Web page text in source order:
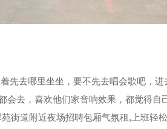
先去哪里坐坐，要不先去唱会歌吧，
会去，喜欢他们家音响效果，都觉得自
街道附近夜场招聘包厢气氛租,上班轻